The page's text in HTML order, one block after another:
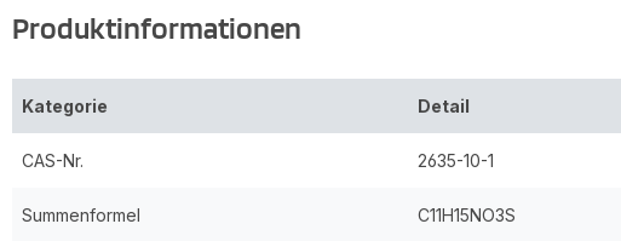
Produktinformationen
Kategorie Detail
CAS-Nr. 2635-10-1
Summenformel C11H15NO3S